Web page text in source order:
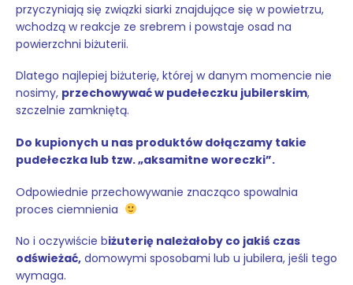
przyczyniają się związki siarki znajdujące się w powietrzu,
wchodzą w reakcje ze srebrem i powstaje osad na
powierzchni biżuterii.
Dlatego najlepiej biżuterię, której w danym momencie nie
nosimy, przechowywać w pudełeczku jubilerskim,
szczelnie zamkniętą.
Do kupionych u nas produktów dołączamy takie
pudełeczka lub tzw. „aksamitne woreczki”.
Odpowiednie przechowywanie znacząco spowalnia
proces ciemnienia
No i oczywiście biżuterię należałoby co jakiś czas
odświeżać, domowymi sposobami lub u jubilera, jeśli tego
wymaga.